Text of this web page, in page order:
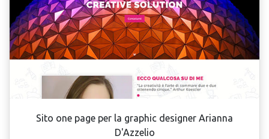
Sito one page per la graphic designer Arianna
D'Azzelio